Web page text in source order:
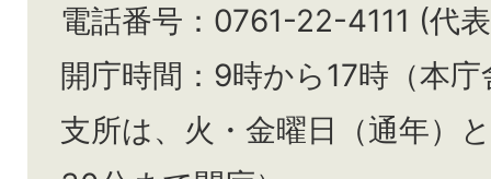
電話番号：0761-22-4111 (代
開庁時間：9時から17時（本
支所は、火・金曜日（通年）と